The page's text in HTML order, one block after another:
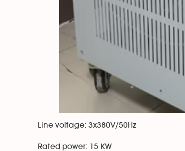
Line voltage: 3x380V/50Hz
Rated power: 15 KW